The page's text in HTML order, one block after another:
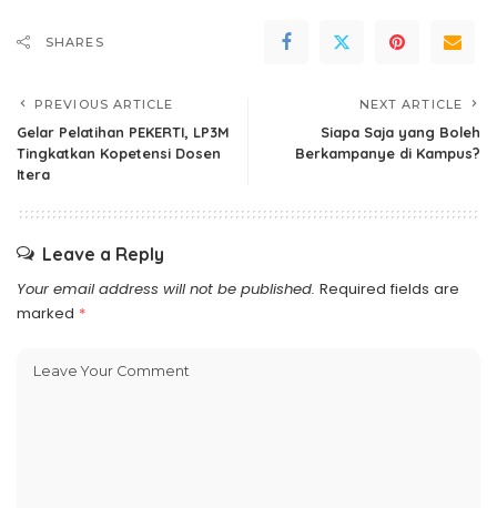
SHARES
PREVIOUS ARTICLE
Gelar Pelatihan PEKERTI, LP3M
Tingkatkan Kopetensi Dosen
Itera
NEXT ARTICLE
Siapa Saja yang Boleh
Berkampanye di Kampus?
Leave a Reply
Your email address will not be published. Required fields are
marked *